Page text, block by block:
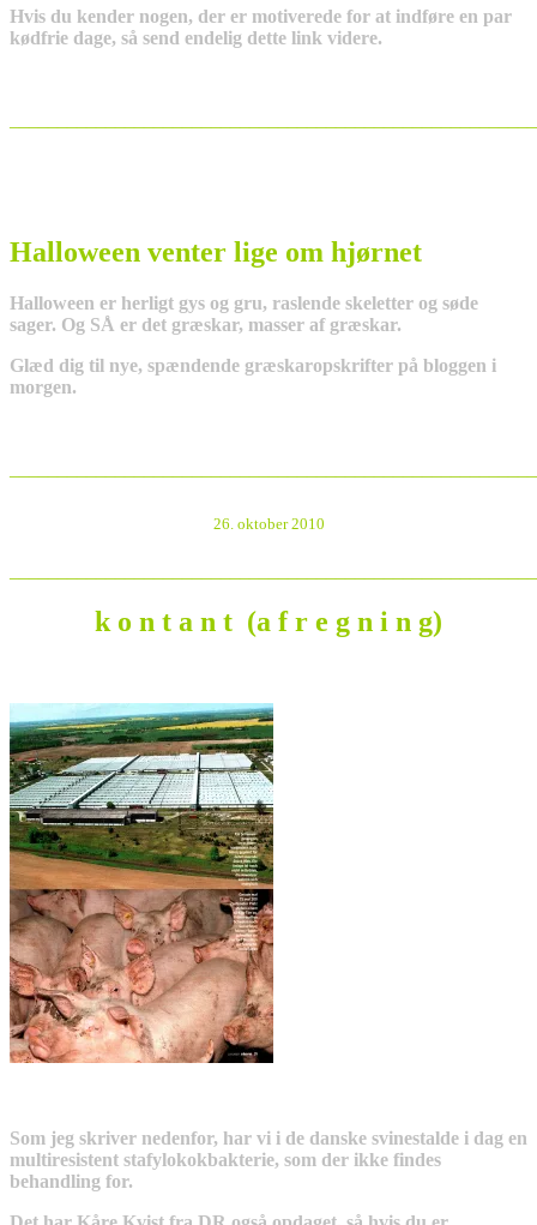
Hvis du kender nogen, der er motiverede for at indføre en par
kødfrie dage, så send endelig dette link videre.
Halloween venter lige om hjørnet
Halloween er herligt gys og gru, raslende skeletter og søde
sager. Og SÅ er det græskar, masser af græskar.
Glæd dig til nye, spændende græskaropskrifter på bloggen i
morgen.
26. oktober 2010
k o n t a n t (a f r e g n i n g)
Som jeg skriver nedenfor, har vi i de danske svinestalde i dag en
multiresistent stafylokokbakterie, som der ikke findes
behandling for.